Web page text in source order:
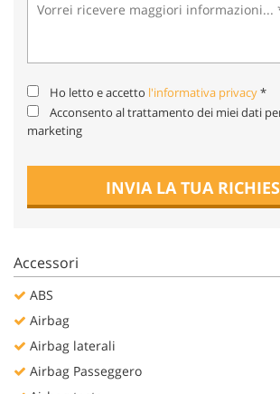
Ho letto e accetto l'informativa privacy*
Acconsento al trattamento dei miei dati
marketing
INVIA LA TUA
Accessori
ABS
Airbag
Airbag laterali
Airbag Passeggero
Leggi
la
cookie
le